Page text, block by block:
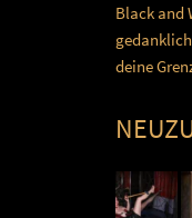
Black and
deine